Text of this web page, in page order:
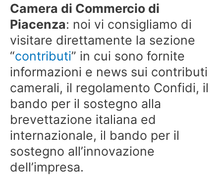
Camera di Commercio di
Piacenza: noi vi consigliamo di
visitare direttamente la sezione
“contributi” in cui sono fornite
informazioni e news sui contributi
camerali, il regolamento Confidi, il
bando per il sostegno alla
brevettazione italiana ed
internazionale, il bando per il
sostegno all’innovazione
dell’impresa.